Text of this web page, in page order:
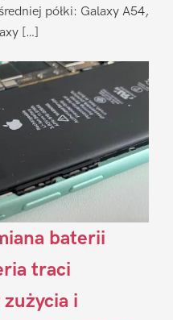
półki: Galaxy A54,
[…]
baterii
traci
i